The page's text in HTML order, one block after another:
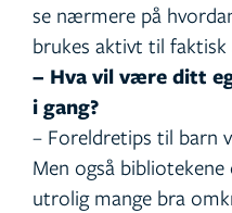
se nærmere på
brukes aktivt til faktisk
– Hva vil være ditt
i gang?
– Foreldretips til barn
Men også
utrolig mange bra